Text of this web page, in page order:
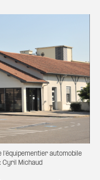
l'équipementier automobile
Cyril Michaud